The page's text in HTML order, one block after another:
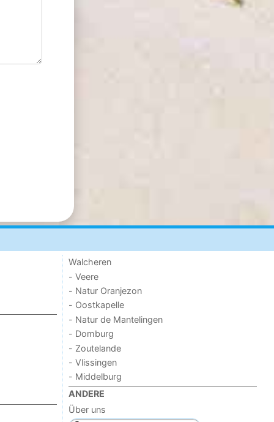
Walcheren
- Veere
- Natur Oranjezon
- Oostkapelle
- Natur de Mantelingen
- Domburg
- Zoutelande
- Vlissingen
- Middelburg
ANDERE
Über uns